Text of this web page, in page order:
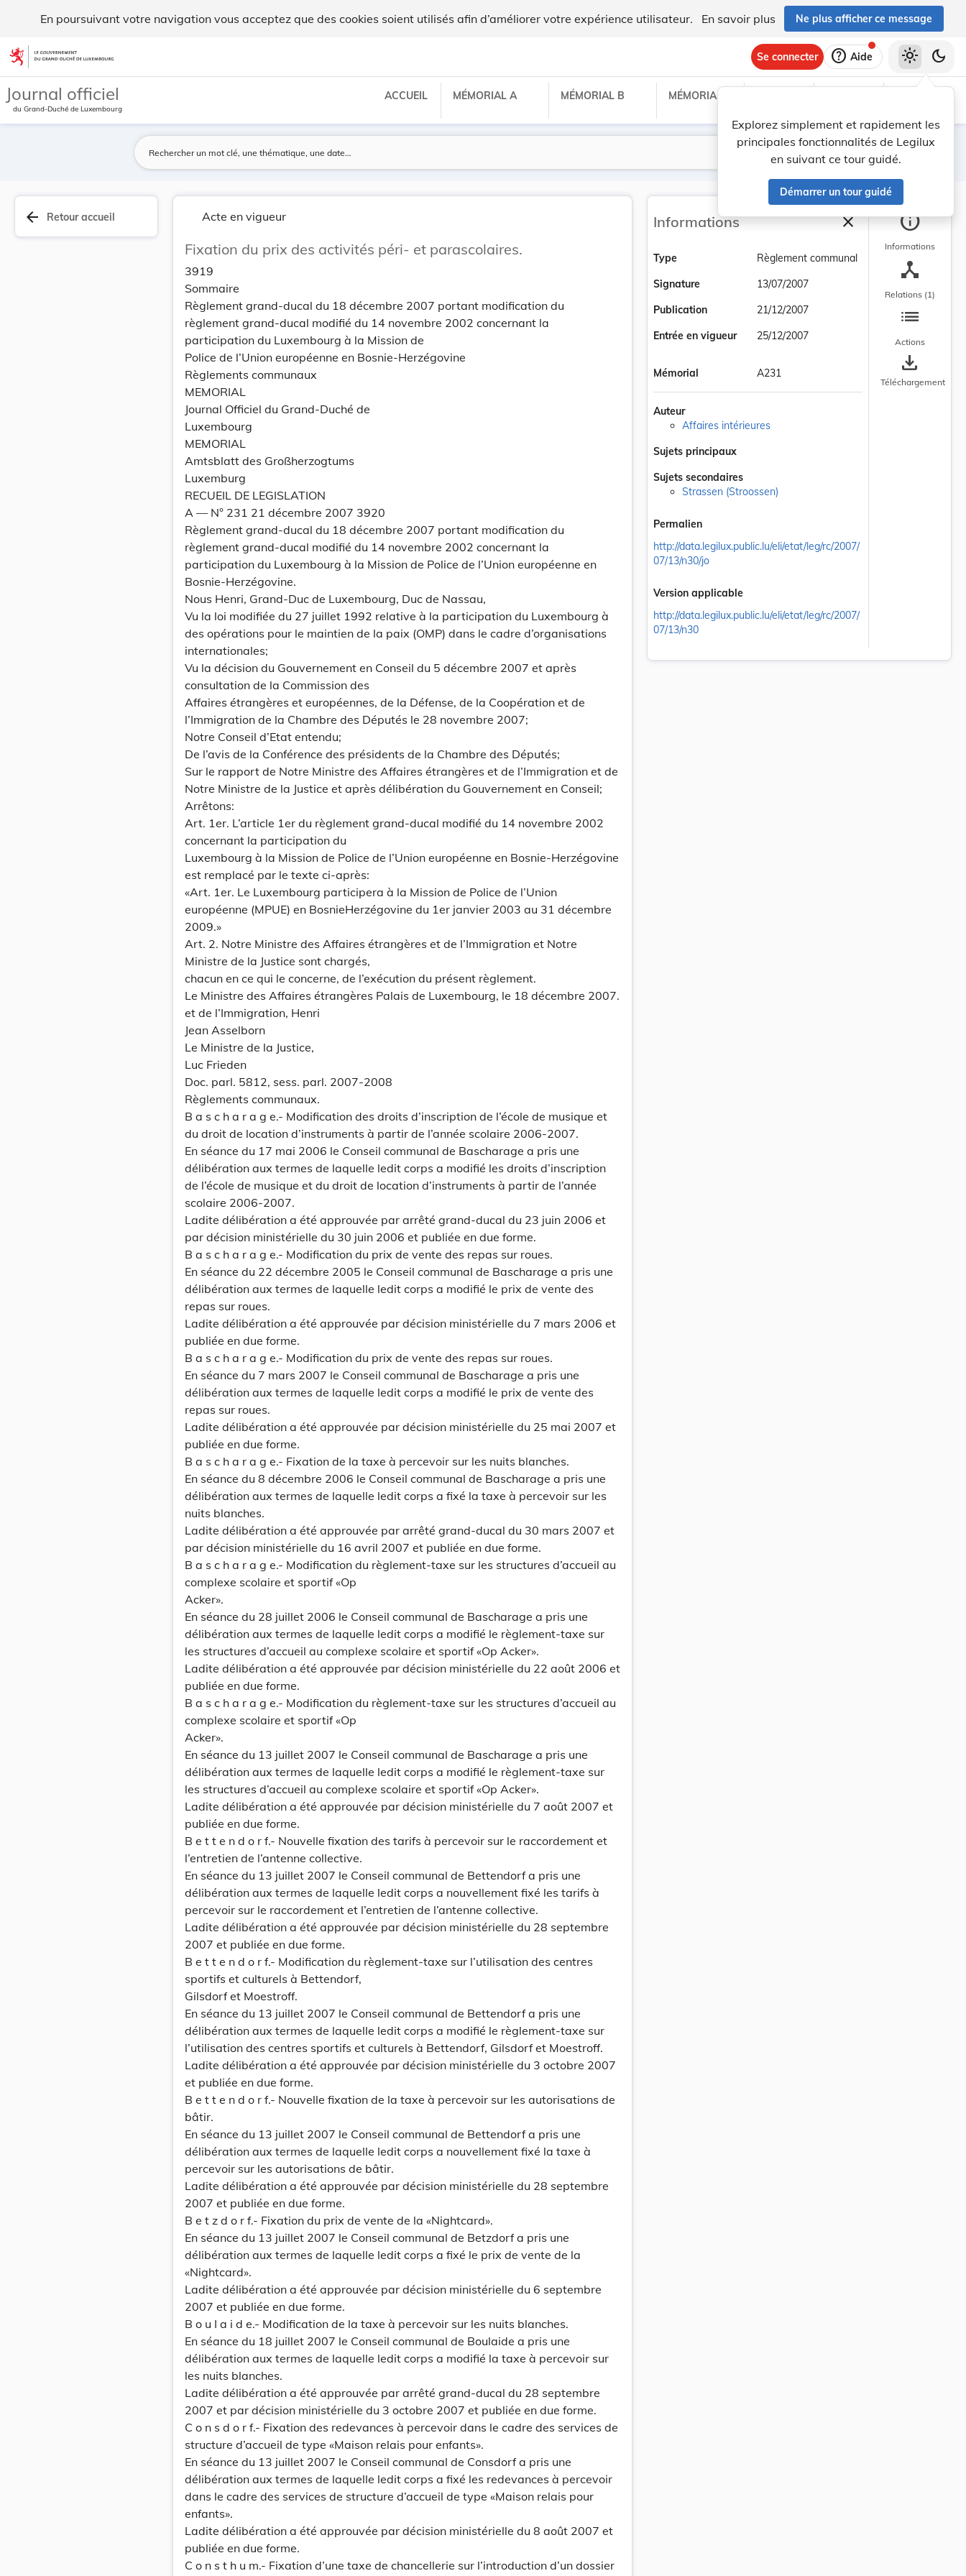
En poursuivant votre navigation vous acceptez que des cookies soient utilisés afin d’améliorer votre expérience utilisateur. En savoir plus Ne plus afficher ce message
Aller au contenu
Se connecter help Aide
Explorez simplement et rapidement les
principales fonctionnalités de Legilux
en suivant ce tour guidé.
Démarrer un tour guidé
light_mode dark_mode
Journal officiel
du Grand-Duché de Luxembourg
ACCUEIL MÉMORIAL A MÉMORIAL B MÉMORIAL C
Lancer la recherche
Filtres
arrow_back Retour accueil Acte en vigueur
Fixation du prix des activités péri- et parascolaires.
3919
Sommaire
Règlement grand-ducal du 18 décembre 2007 portant modification du
règlement grand-ducal modifié du 14 novembre 2002 concernant la
participation du Luxembourg à la Mission de
Police de l’Union européenne en Bosnie-Herzégovine
Règlements communaux
MEMORIAL
Journal Officiel du Grand-Duché de
Luxembourg
MEMORIAL
Amtsblatt des Großherzogtums
Luxemburg
RECUEIL DE LEGISLATION
A –– N° 231 21 décembre 2007 3920
Règlement grand-ducal du 18 décembre 2007 portant modification du
règlement grand-ducal modifié du 14 novembre 2002 concernant la
participation du Luxembourg à la Mission de Police de l’Union européenne en
Bosnie-Herzégovine.
Nous Henri, Grand-Duc de Luxembourg, Duc de Nassau,
Vu la loi modifiée du 27 juillet 1992 relative à la participation du Luxembourg à
des opérations pour le maintien de la paix (OMP) dans le cadre d’organisations
internationales;
Vu la décision du Gouvernement en Conseil du 5 décembre 2007 et après
consultation de la Commission des
Affaires étrangères et européennes, de la Défense, de la Coopération et de
l’Immigration de la Chambre des Députés le 28 novembre 2007;
Notre Conseil d’Etat entendu;
De l’avis de la Conférence des présidents de la Chambre des Députés;
Sur le rapport de Notre Ministre des Affaires étrangères et de l’Immigration et de
Notre Ministre de la Justice et après délibération du Gouvernement en Conseil;
Arrêtons:
Art. 1er. L’article 1er du règlement grand-ducal modifié du 14 novembre 2002
concernant la participation du
Luxembourg à la Mission de Police de l’Union européenne en Bosnie-Herzégovine
est remplacé par le texte ci-après:
«Art. 1er. Le Luxembourg participera à la Mission de Police de l’Union
européenne (MPUE) en BosnieHerzégovine du 1er janvier 2003 au 31 décembre
2009.»
Art. 2. Notre Ministre des Affaires étrangères et de l’Immigration et Notre
Ministre de la Justice sont chargés,
chacun en ce qui le concerne, de l’exécution du présent règlement.
Le Ministre des Affaires étrangères Palais de Luxembourg, le 18 décembre 2007.
et de l’Immigration, Henri
Jean Asselborn
Le Ministre de la Justice,
Luc Frieden
Doc. parl. 5812, sess. parl. 2007-2008
Règlements communaux.
B a s c h a r a g e.- Modification des droits d’inscription de l’école de musique et
du droit de location d’instruments à partir de l’année scolaire 2006-2007.
En séance du 17 mai 2006 le Conseil communal de Bascharage a pris une
délibération aux termes de laquelle ledit corps a modifié les droits d’inscription
de l’école de musique et du droit de location d’instruments à partir de l’année
scolaire 2006-2007.
Ladite délibération a été approuvée par arrêté grand-ducal du 23 juin 2006 et
par décision ministérielle du 30 juin 2006 et publiée en due forme.
B a s c h a r a g e.- Modification du prix de vente des repas sur roues.
En séance du 22 décembre 2005 le Conseil communal de Bascharage a pris une
délibération aux termes de laquelle ledit corps a modifié le prix de vente des
repas sur roues.
Ladite délibération a été approuvée par décision ministérielle du 7 mars 2006 et
publiée en due forme.
B a s c h a r a g e.- Modification du prix de vente des repas sur roues.
En séance du 7 mars 2007 le Conseil communal de Bascharage a pris une
délibération aux termes de laquelle ledit corps a modifié le prix de vente des
repas sur roues.
Ladite délibération a été approuvée par décision ministérielle du 25 mai 2007 et
publiée en due forme.
B a s c h a r a g e.- Fixation de la taxe à percevoir sur les nuits blanches.
En séance du 8 décembre 2006 le Conseil communal de Bascharage a pris une
délibération aux termes de laquelle ledit corps a fixé la taxe à percevoir sur les
nuits blanches.
Ladite délibération a été approuvée par arrêté grand-ducal du 30 mars 2007 et
par décision ministérielle du 16 avril 2007 et publiée en due forme.
B a s c h a r a g e.- Modification du règlement-taxe sur les structures d’accueil au
complexe scolaire et sportif «Op
Acker».
En séance du 28 juillet 2006 le Conseil communal de Bascharage a pris une
délibération aux termes de laquelle ledit corps a modifié le règlement-taxe sur
les structures d’accueil au complexe scolaire et sportif «Op Acker».
Ladite délibération a été approuvée par décision ministérielle du 22 août 2006 et
publiée en due forme.
B a s c h a r a g e.- Modification du règlement-taxe sur les structures d’accueil au
complexe scolaire et sportif «Op
Acker».
En séance du 13 juillet 2007 le Conseil communal de Bascharage a pris une
délibération aux termes de laquelle ledit corps a modifié le règlement-taxe sur
les structures d’accueil au complexe scolaire et sportif «Op Acker».
Ladite délibération a été approuvée par décision ministérielle du 7 août 2007 et
publiée en due forme.
B e t t e n d o r f.- Nouvelle fixation des tarifs à percevoir sur le raccordement et
l’entretien de l’antenne collective.
En séance du 13 juillet 2007 le Conseil communal de Bettendorf a pris une
délibération aux termes de laquelle ledit corps a nouvellement fixé les tarifs à
percevoir sur le raccordement et l’entretien de l’antenne collective.
Ladite délibération a été approuvée par décision ministérielle du 28 septembre
2007 et publiée en due forme.
B e t t e n d o r f.- Modification du règlement-taxe sur l’utilisation des centres
sportifs et culturels à Bettendorf,
Gilsdorf et Moestroff.
En séance du 13 juillet 2007 le Conseil communal de Bettendorf a pris une
délibération aux termes de laquelle ledit corps a modifié le règlement-taxe sur
l’utilisation des centres sportifs et culturels à Bettendorf, Gilsdorf et Moestroff.
Ladite délibération a été approuvée par décision ministérielle du 3 octobre 2007
et publiée en due forme.
B e t t e n d o r f.- Nouvelle fixation de la taxe à percevoir sur les autorisations de
bâtir.
En séance du 13 juillet 2007 le Conseil communal de Bettendorf a pris une
délibération aux termes de laquelle ledit corps a nouvellement fixé la taxe à
percevoir sur les autorisations de bâtir.
Ladite délibération a été approuvée par décision ministérielle du 28 septembre
2007 et publiée en due forme.
B e t z d o r f.- Fixation du prix de vente de la «Nightcard».
En séance du 13 juillet 2007 le Conseil communal de Betzdorf a pris une
délibération aux termes de laquelle ledit corps a fixé le prix de vente de la
«Nightcard».
Ladite délibération a été approuvée par décision ministérielle du 6 septembre
2007 et publiée en due forme.
B o u I a i d e.- Modification de la taxe à percevoir sur les nuits blanches.
En séance du 18 juillet 2007 le Conseil communal de Boulaide a pris une
délibération aux termes de laquelle ledit corps a modifié la taxe à percevoir sur
les nuits blanches.
Ladite délibération a été approuvée par arrêté grand-ducal du 28 septembre
2007 et par décision ministérielle du 3 octobre 2007 et publiée en due forme.
C o n s d o r f.- Fixation des redevances à percevoir dans le cadre des services de
structure d’accueil de type «Maison relais pour enfants».
En séance du 13 juillet 2007 le Conseil communal de Consdorf a pris une
délibération aux termes de laquelle ledit corps a fixé les redevances à percevoir
dans le cadre des services de structure d’accueil de type «Maison relais pour
enfants».
Ladite délibération a été approuvée par décision ministérielle du 8 août 2007 et
publiée en due forme.
C o n s t h u m.- Fixation d’une taxe de chancellerie sur l’introduction d’un dossier
Informations closeFermer la barre
Type
Règlement communal
Signature
13/07/2007
Publication
21/12/2007
Entrée en vigueur
25/12/2007
Mémorial A231
Auteur
Affaires intérieures
Sujets principaux
Sujets secondaires
Strassen (Stroossen)
Permalien
http://data.legilux.public.lu/eli/etat/leg/rc/2007/
07/13/n30/jo
Version applicable
http://data.legilux.public.lu/eli/etat/leg/rc/2007/
07/13/n30
info
Informations
device_hub
Relations (1)
list
Actions
save_alt
Téléchargement